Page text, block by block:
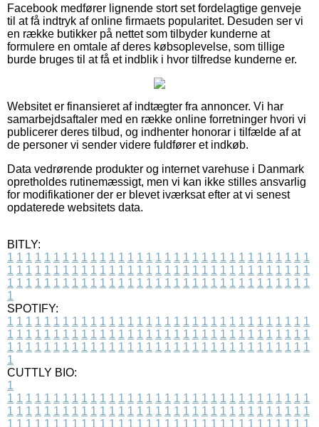
Facebook medfører lignende stort set fordelagtige genveje
til at få indtryk af online firmaets popularitet. Desuden ser vi
en række butikker på nettet som tilbyder kunderne at
formulere en omtale af deres købsoplevelse, som tillige
burde bruges til at få et indblik i hvor tilfredse kunderne er.
Websitet er finansieret af indtægter fra annoncer. Vi har
samarbejdsaftaler med en række online forretninger hvori vi
publicerer deres tilbud, og indhenter honorar i tilfælde af at
de personer vi sender videre fuldfører et indkøb.
Data vedrørende produkter og internet varehuse i Danmark
opretholdes rutinemæssigt, men vi kan ikke stilles ansvarlig
for modifikationer der er blevet iværksat efter at vi senest
opdaterede websitets data.
BITLY:
1 1 1 1 1 1 1 1 1 1 1 1 1 1 1 1 1 1 1 1 1 1 1 1 1 1 1 1 1 1 1 1 1
1 1 1 1 1 1 1 1 1 1 1 1 1 1 1 1 1 1 1 1 1 1 1 1 1 1 1 1 1 1 1 1 1
1 1 1 1 1 1 1 1 1 1 1 1 1 1 1 1 1 1 1 1 1 1 1 1 1 1 1 1 1 1 1 1 1
1
SPOTIFY:
1 1 1 1 1 1 1 1 1 1 1 1 1 1 1 1 1 1 1 1 1 1 1 1 1 1 1 1 1 1 1 1 1
1 1 1 1 1 1 1 1 1 1 1 1 1 1 1 1 1 1 1 1 1 1 1 1 1 1 1 1 1 1 1 1 1
1 1 1 1 1 1 1 1 1 1 1 1 1 1 1 1 1 1 1 1 1 1 1 1 1 1 1 1 1 1 1 1 1
1
CUTTLY BIO:
1
1 1 1 1 1 1 1 1 1 1 1 1 1 1 1 1 1 1 1 1 1 1 1 1 1 1 1 1 1 1 1 1 1
1 1 1 1 1 1 1 1 1 1 1 1 1 1 1 1 1 1 1 1 1 1 1 1 1 1 1 1 1 1 1 1 1
1 1 1 1 1 1 1 1 1 1 1 1 1 1 1 1 1 1 1 1 1 1 1 1 1 1 1 1 1 1 1 1 1